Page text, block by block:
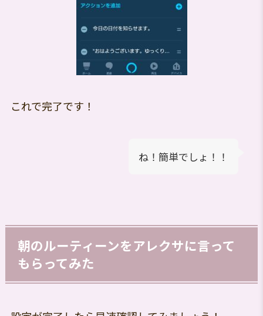
これで完了です！
ね！簡単でしょ！！
朝のルーティーンをアレクサに言って
もらってみた